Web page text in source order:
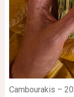
Cambourakis –